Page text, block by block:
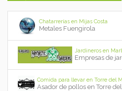
Chatarrerías en Mijas Costa
Metales Fuengirola
Jardineros en
Empresas de
Comida para llevar en Torre del
Asador de pollos en Torre